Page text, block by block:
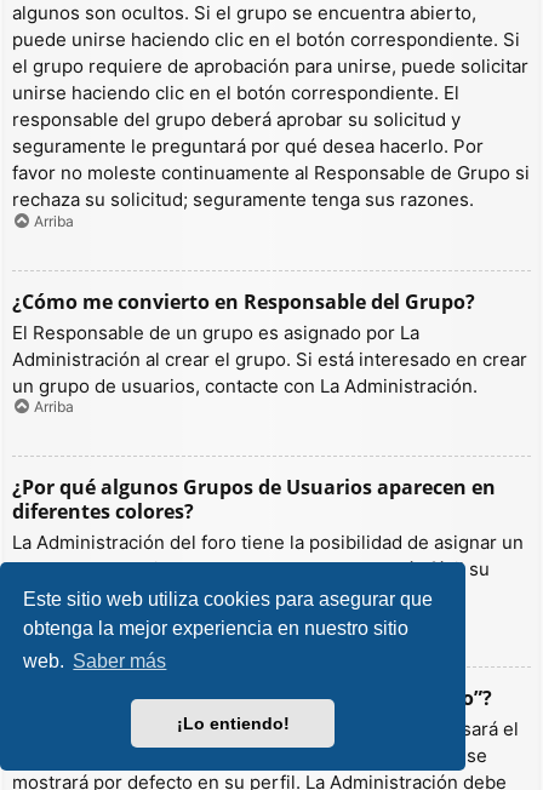
Este sitio web utiliza cookies para asegurar que
obtenga la mejor experiencia en nuestro sitio
web. Saber más
¡Lo entiendo!
algunos son ocultos. Si el grupo se encuentra abierto,
puede unirse haciendo clic en el botón correspondiente. Si
el grupo requiere de aprobación para unirse, puede solicitar
unirse haciendo clic en el botón correspondiente. El
responsable del grupo deberá aprobar su solicitud y
seguramente le preguntará por qué desea hacerlo. Por
favor no moleste continuamente al Responsable de Grupo si
rechaza su solicitud; seguramente tenga sus razones.
Arriba
¿Cómo me convierto en Responsable del Grupo?
El Responsable de un grupo es asignado por La
Administración al crear el grupo. Si está interesado en crear
un grupo de usuarios, contacte con La Administración.
Arriba
¿Por qué algunos Grupos de Usuarios aparecen en
diferentes colores?
La Administración del foro tiene la posibilidad de asignar un
color a los usuarios de un grupo para hacer más fácil su
identificación.
Arriba
¿Qué es un “Grupo de Usuarios predeterminado”?
Si es miembro de más de un grupo por defecto, se usará el
“predeterminado” para determinar qué color y rango se
mostrará por defecto en su perfil. La Administración debe